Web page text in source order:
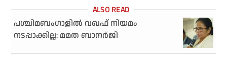
പശ്ചിമബംഗാളില്‍ വഖഫ് നിയമം
നടപ്പാക്കില്ല: മമത ബാനര്‍ജി